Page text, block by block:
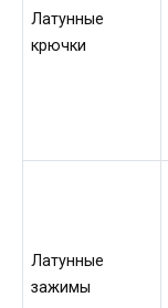
Латунные
крючки
Латунные
зажимы